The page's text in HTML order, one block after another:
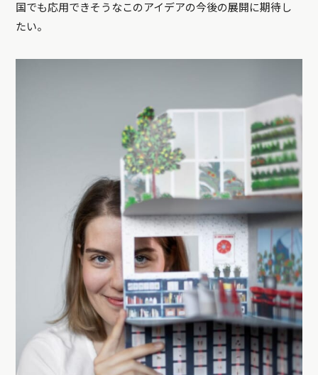
国でも応用できそうなこのアイデアの今後の展開に期待し
たい。